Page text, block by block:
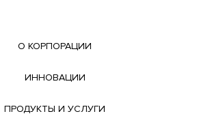
О КОРПОРАЦИИ
ИННОВАЦИИ
ПРОДУКТЫ И УСЛУГИ